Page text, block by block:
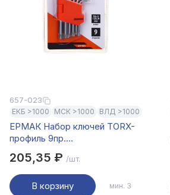
657-023
ЕКБ >1000 МСК >1000 ВЛД >1000
ЕРМАК Набор ключей TORX-
профиль 9пр.
205,35 ₽ /шт.
В корзину мин. 3